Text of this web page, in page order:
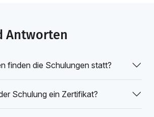
Antworten
finden die Schulungen statt?
Schulung ein Zertifikat?